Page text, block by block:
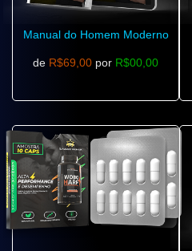
Manual do Homem Moderno
de R$69,00 por R$00,00